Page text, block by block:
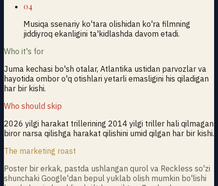
04
Musiqa ssenariy ko'tara olishidan ko'ra filmning
jiddiyroq ekanligini ta'kidlashda davom etadi.
Who it's for
Juma kechasi bo'sh otalar, Atlantika ustidan parvozlar va
hayotida ombor o'q otishlari yetarli emasligini his qiladigan
har bir kishi.
Who should skip
2026 yilgi harakat trillerining 2014 yilgi triller hali qilmagan
biror narsa qilishga harakat qilishini umid qilgan har bir kishi.
The marketing roast
Poster bir erkak, pastda ushlangan qurol va Reckless so'zi
shunchaki Google'dan bepul yuklab olish mumkin bo'lishi